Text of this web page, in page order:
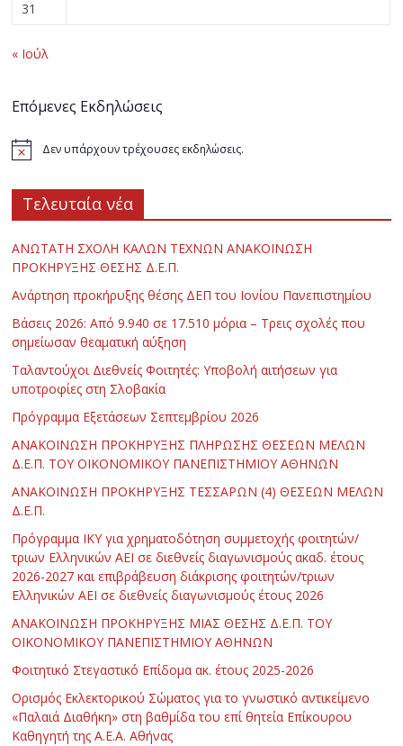
31
« Ιούλ
Επόμενες Εκδηλώσεις
Δεν υπάρχουν τρέχουσες εκδηλώσεις.
Τελευταία νέα
ΑΝΩΤΑΤΗ ΣΧΟΛΗ ΚΑΛΩΝ ΤΕΧΝΩΝ ΑΝΑΚΟΙΝΩΣΗ
ΠΡΟΚΗΡΥΞΗΣ ΘΕΣΗΣ Δ.Ε.Π.
Ανάρτηση προκήρυξης θέσης ΔΕΠ του Ιονίου Πανεπιστημίου
Βάσεις 2026: Από 9.940 σε 17.510 μόρια – Τρεις σχολές που
σημείωσαν θεαματική αύξηση
Ταλαντούχοι Διεθνείς Φοιτητές: Υποβολή αιτήσεων για
υποτροφίες στη Σλοβακία
Πρόγραμμα Εξετάσεων Σεπτεμβρίου 2026
ΑΝΑΚΟΙΝΩΣΗ ΠΡΟΚΗΡΥΞΗΣ ΠΛΗΡΩΣΗΣ ΘΕΣΕΩΝ ΜΕΛΩΝ
Δ.Ε.Π. ΤΟΥ ΟΙΚΟΝΟΜΙΚΟΥ ΠΑΝΕΠΙΣΤΗΜΙΟΥ ΑΘΗΝΩΝ
ΑΝΑΚΟΙΝΩΣΗ ΠΡΟΚΗΡΥΞΗΣ ΤΕΣΣΑΡΩΝ (4) ΘΕΣΕΩΝ ΜΕΛΩΝ
Δ.Ε.Π.
Πρόγραμμα ΙΚΥ για χρηματοδότηση συμμετοχής φοιτητών/
τριων Ελληνικών ΑΕΙ σε διεθνείς διαγωνισμούς ακαδ. έτους
2026-2027 και επιβράβευση διάκρισης φοιτητών/τριων
Ελληνικών ΑΕΙ σε διεθνείς διαγωνισμούς έτους 2026
ΑΝΑΚΟΙΝΩΣΗ ΠΡΟΚΗΡΥΞΗΣ ΜΙΑΣ ΘΕΣΗΣ Δ.Ε.Π. ΤΟΥ
ΟΙΚΟΝΟΜΙΚΟΥ ΠΑΝΕΠΙΣΤΗΜΙΟΥ ΑΘΗΝΩΝ
Φοιτητικό Στεγαστικό Επίδομα ακ. έτους 2025-2026
Ορισμός Εκλεκτορικού Σώματος για το γνωστικό αντικείμενο
«Παλαιά Διαθήκη» στη βαθμίδα του επί θητεία Επίκουρου
Καθηγητή της Α.Ε.Α. Αθήνας